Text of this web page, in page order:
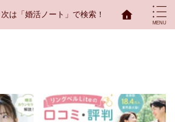
次は「婚活ノート」で検索！